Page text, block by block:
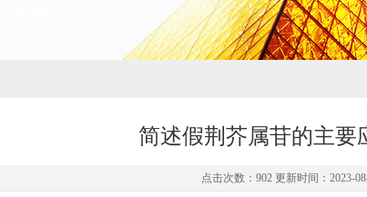
简述假荆芥属苷的主要
点击次数：902 更新时间：2023-